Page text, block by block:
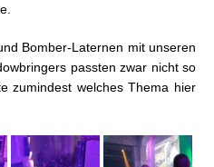
Bomber-Laternen mit unseren
passten zwar nicht so
zumindest welches Thema hier